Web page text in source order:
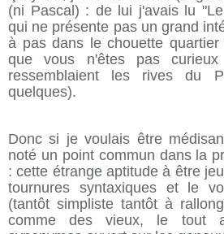
(ni Pascal) : de lui j'avais lu
qui ne présente pas un grand
à pas dans le chouette
que vous n'êtes pas
ressemblaient les rives du
quelques).
Donc si je voulais être
noté un point commun dans la
: cette étrange aptitude à être
tournures syntaxiques et le
(tantôt simpliste tantôt à
comme des vieux, le tout